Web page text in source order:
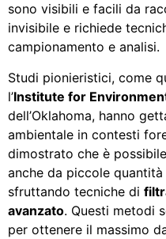
sono visibili e facili da
invisibile e richiede
campionamento e analisi.
Studi pionieristici, come
l’Institute for
dell’Oklahoma, hanno
ambientale in contesti
dimostrato che è
anche da piccole quantità
sfruttando tecniche di
avanzato. Questi metodi
per ottenere il massimo